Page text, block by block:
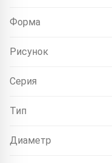
Форма
Рисунок
Серия
Тип
Диаметр